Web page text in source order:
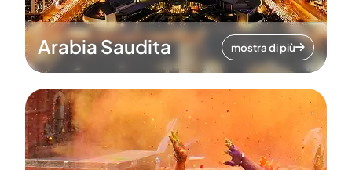
Arabia Saudita mostra di più